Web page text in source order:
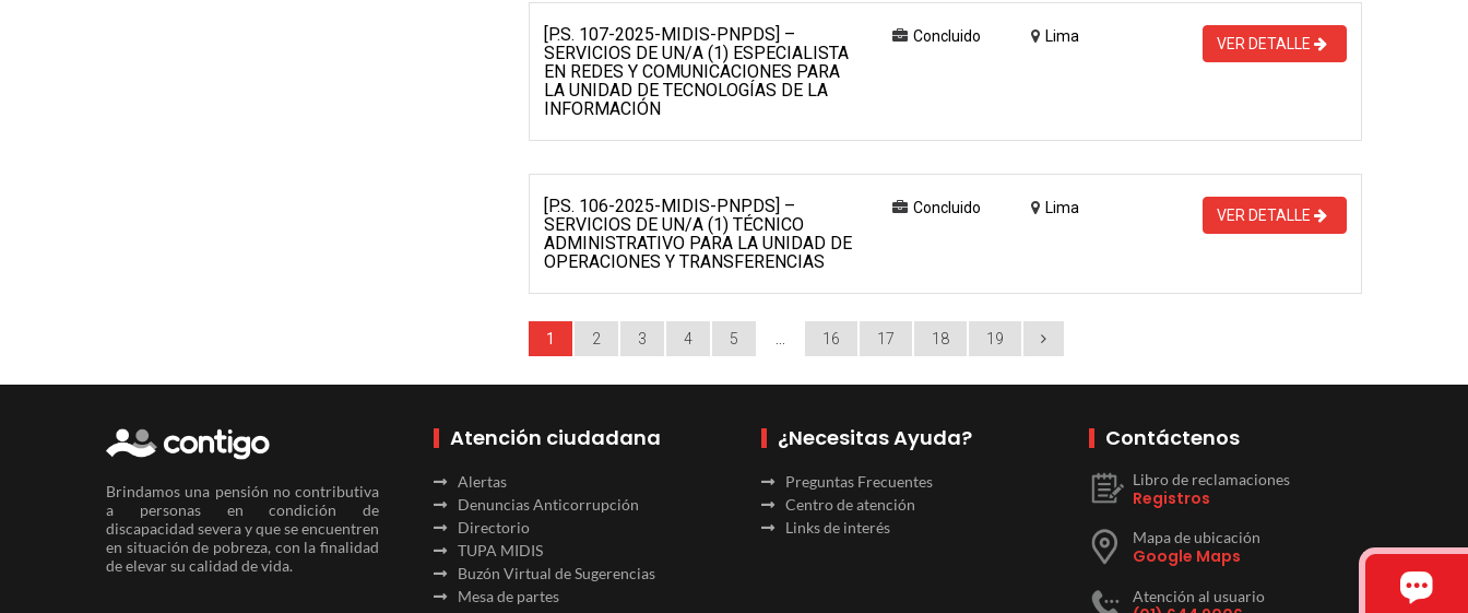
[P.S. 107-2025-MIDIS-PNPDS] –
SERVICIOS DE UN/A (1) ESPECIALISTA
EN REDES Y COMUNICACIONES PARA
LA UNIDAD DE TECNOLOGÍAS DE LA
INFORMACIÓN
Concluido Lima VER DETALLE
[P.S. 106-2025-MIDIS-PNPDS] –
SERVICIOS DE UN/A (1) TÉCNICO
ADMINISTRATIVO PARA LA UNIDAD DE
OPERACIONES Y TRANSFERENCIAS
Concluido Lima VER DETALLE
1 2 3 4 5 16 17 18 19
Brindamos una pensión no contributiva
a personas en condición de
discapacidad severa y que se encuentren
en situación de pobreza, con la finalidad
de elevar su calidad de vida.
Atención ciudadana
Alertas
Denuncias Anticorrupción
Directorio
TUPA MIDIS
Buzón Virtual de Sugerencias
Mesa de partes
¿Necesitas Ayuda?
Preguntas Frecuentes
Centro de atención
Links de interés
Contáctenos
Libro de reclamaciones
Registros
Mapa de ubicación
Google Maps
Atención al usuario